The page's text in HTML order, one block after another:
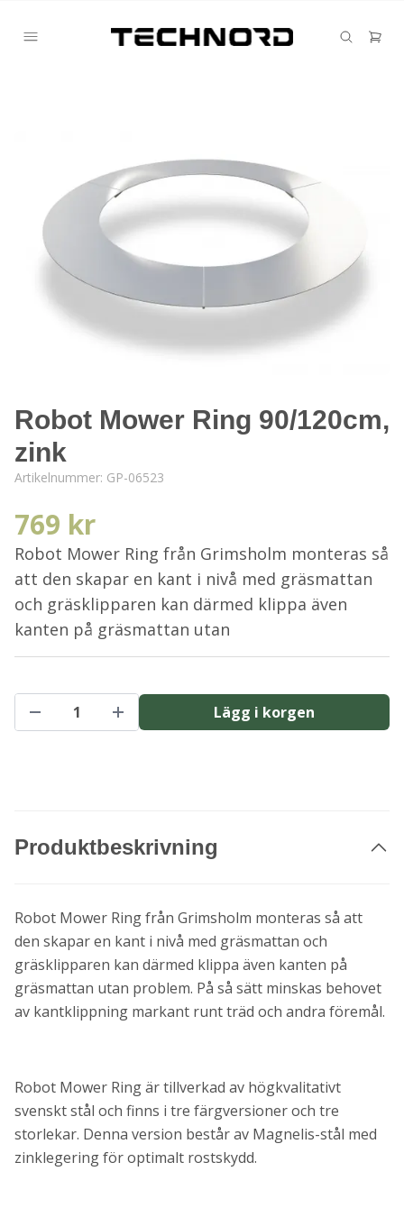
Robot Mower Ring 90/120cm,
zink
Artikelnummer: GP-06523
769 kr
Robot Mower Ring från Grimsholm monteras så
att den skapar en kant i nivå med gräsmattan
och gräsklipparen kan därmed klippa även
kanten på gräsmattan utan
Lägg i korgen
Produktbeskrivning
Robot Mower Ring från Grimsholm monteras så att
den skapar en kant i nivå med gräsmattan och
gräsklipparen kan därmed klippa även kanten på
gräsmattan utan problem. På så sätt minskas behovet
av kantklippning markant runt träd och andra föremål.
Robot Mower Ring är tillverkad av högkvalitativt
svenskt stål och finns i tre färgversioner och tre
storlekar. Denna version består av Magnelis-stål med
zinklegering för optimalt rostskydd.